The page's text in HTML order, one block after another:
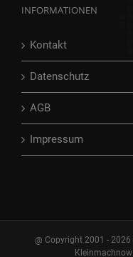
INFORMATIONEN
Kontakt
Datenschutz
AGB
Impressum
@ Copyright 2001 - 2026